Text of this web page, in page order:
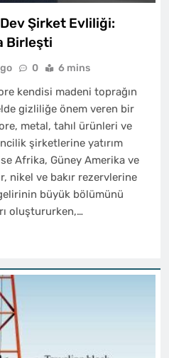
Şirket Evliliği:
Birleşti
0 6 mins
kendisi madeni toprağın
gizliliğe önem veren bir
metal, tahıl ürünleri ve
şirketlerine yatırım
Afrika, Güney Amerika ve
nikel ve bakır rezervlerine
büyük bölümünü
oluştururken,…